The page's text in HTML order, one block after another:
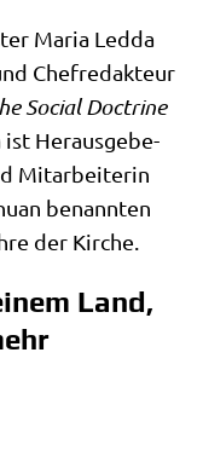
Maria Led­da
Chef­re­dak­teur
Social Doc­tri­ne
ist Her­aus­ge­be­
Mit­ar­bei­te­rin
benann­ten
der Kirche.
Land,